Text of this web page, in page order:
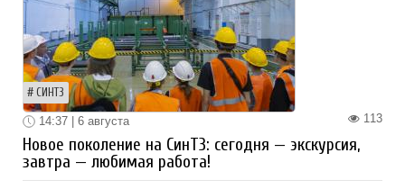
СИНТЗ
113
14:37 | 6 августа
Новое поколение на СинТЗ: сегодня — экскурсия,
завтра — любимая работа!